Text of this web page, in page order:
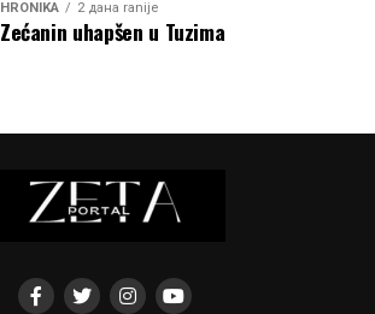
HRONIKA 2 дана ranije
Zećanin uhapšen u Tuzima